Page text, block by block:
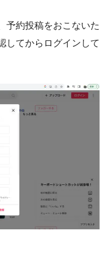
予約投稿をおこないた
してからログインして